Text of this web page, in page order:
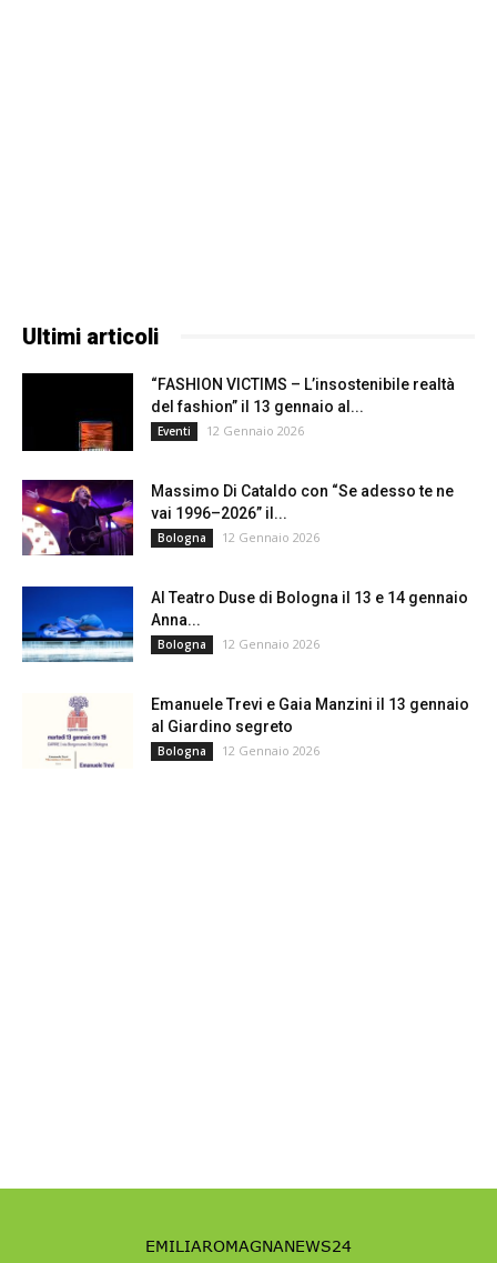
Ultimi articoli
“FASHION VICTIMS – L’insostenibile realtà
del fashion” il 13 gennaio al...
Eventi 12 Gennaio 2026
Massimo Di Cataldo con “Se adesso te ne
vai 1996–2026” il...
Bologna 12 Gennaio 2026
Al Teatro Duse di Bologna il 13 e 14 gennaio
Anna...
Bologna 12 Gennaio 2026
Emanuele Trevi e Gaia Manzini il 13 gennaio
al Giardino segreto
Bologna 12 Gennaio 2026